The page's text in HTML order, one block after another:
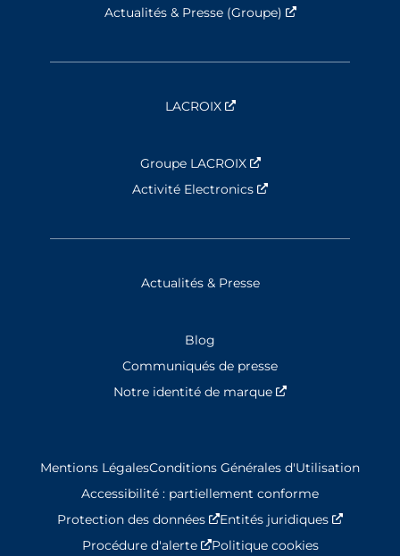
Actualités & Presse (Groupe)
Nouvelle fenêtre
LACROIX Nouvelle fenêtre
Groupe LACROIX
Nouvelle fenêtre
Activité Electronics
Actualités & Presse
Blog
Communiqués de presse
Notre identité de marque
Mentions LégalesConditions Générales d'Utilisation
Accessibilité : partiellement conforme
Protection des données
Nouvelle fenêtre
Entités juridiques
Procédure d'alerte
Nouvelle fenêtre
Politique cookies